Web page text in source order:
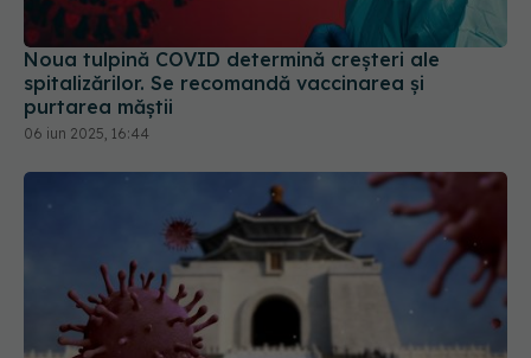
Noua tulpină COVID determină creșteri ale
spitalizărilor. Se recomandă vaccinarea și
purtarea măștii
06 iun 2025, 16:44